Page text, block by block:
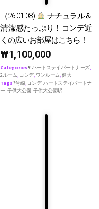
（26.01.08)
ナチュラル＆
清潔感たっぷり！コンデ近
くの広いお部屋はこちら！
₩1,100,000
Categories♥ ハートステイパートナーズ,
2ルーム, コンデ, ワンルーム,健大
Tags7号線, コンデ,ハートステイパートナ
ー,子供大公園,子供大公園駅